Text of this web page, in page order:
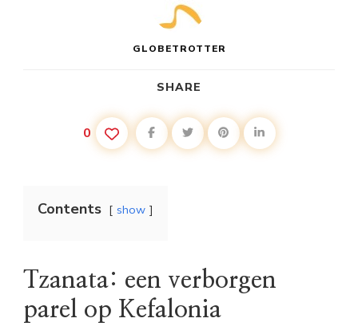
GLOBETROTTER
SHARE
0
Contents show
Tzanata: een verborgen
parel op Kefalonia